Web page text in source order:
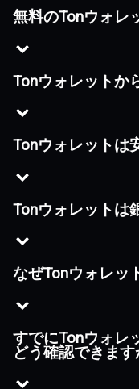
無料のTonウォレ
Tonウォレットか
Tonウォレットは
Tonウォレットは
なぜTonウォレッ
すでにTonウォレ
どう確認できます